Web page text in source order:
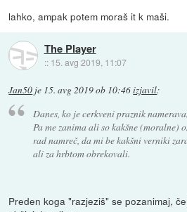
lahko, ampak potem moraš it k maši.
The Player
:: 15. avg 2019, 11:07
Jan50 je 15. avg 2019 ob 10:46izjavil:
Danes, ko je cerkveni praznik
Pa me zanima ali so kakšne (moralne)
rad namreč, da mi be kakšni verniki
ali za hrbtom obrekovali.
Preden koga "razjeziš" se pozanimaj,